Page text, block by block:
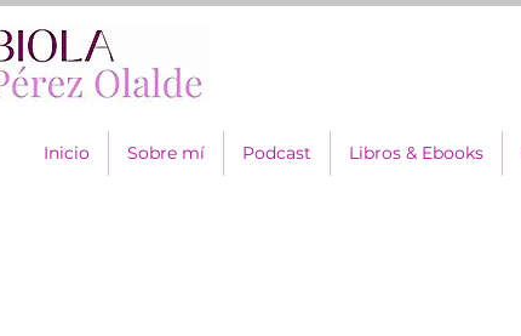
Inicio Sobre mí Podcast Libros & Ebooks